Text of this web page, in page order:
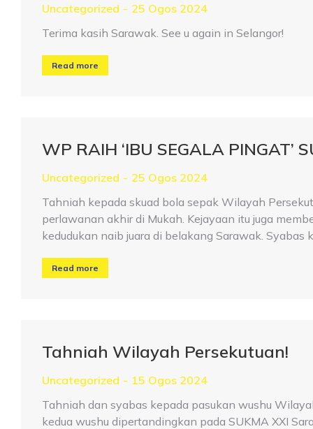
Uncategorized
25 Ogos 2024
Terima kasih Sarawak. See u again in Selangor!
Read more
WP RAIH ‘IBU SEGALA PINGAT’
Uncategorized
25 Ogos 2024
Tahniah kepada skuad bola sepak Wilayah
perlawanan akhir di Mukah. Kejayaan itu juga
kedudukan naib juara di belakang Sarawak. Syabas
Read more
Tahniah Wilayah Persekutuan!
Uncategorized
15 Ogos 2024
Tahniah dan syabas kepada pasukan wushu
kedua wushu dipertandingkan pada SUKMA XXI